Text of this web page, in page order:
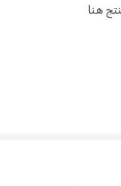
هنا